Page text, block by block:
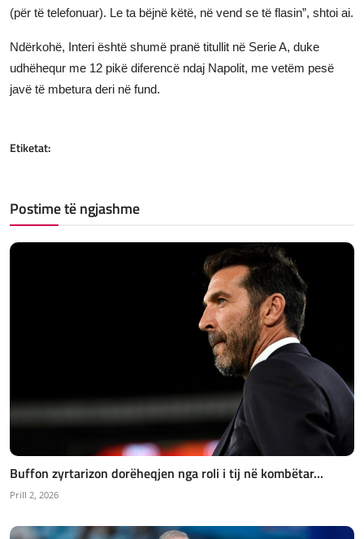
(për të telefonuar). Le ta bëjnë këtë, në vend se të flasin”, shtoi ai.
Ndërkohë, Interi është shumë pranë titullit në Serie A, duke
udhëhequr me 12 pikë diferencë ndaj Napolit, me vetëm pesë
javë të mbetura deri në fund.
Etiketat:
Postime të ngjashme
Buffon zyrtarizon dorëheqjen nga roli i tij në kombëtar...
Prill 2, 2026